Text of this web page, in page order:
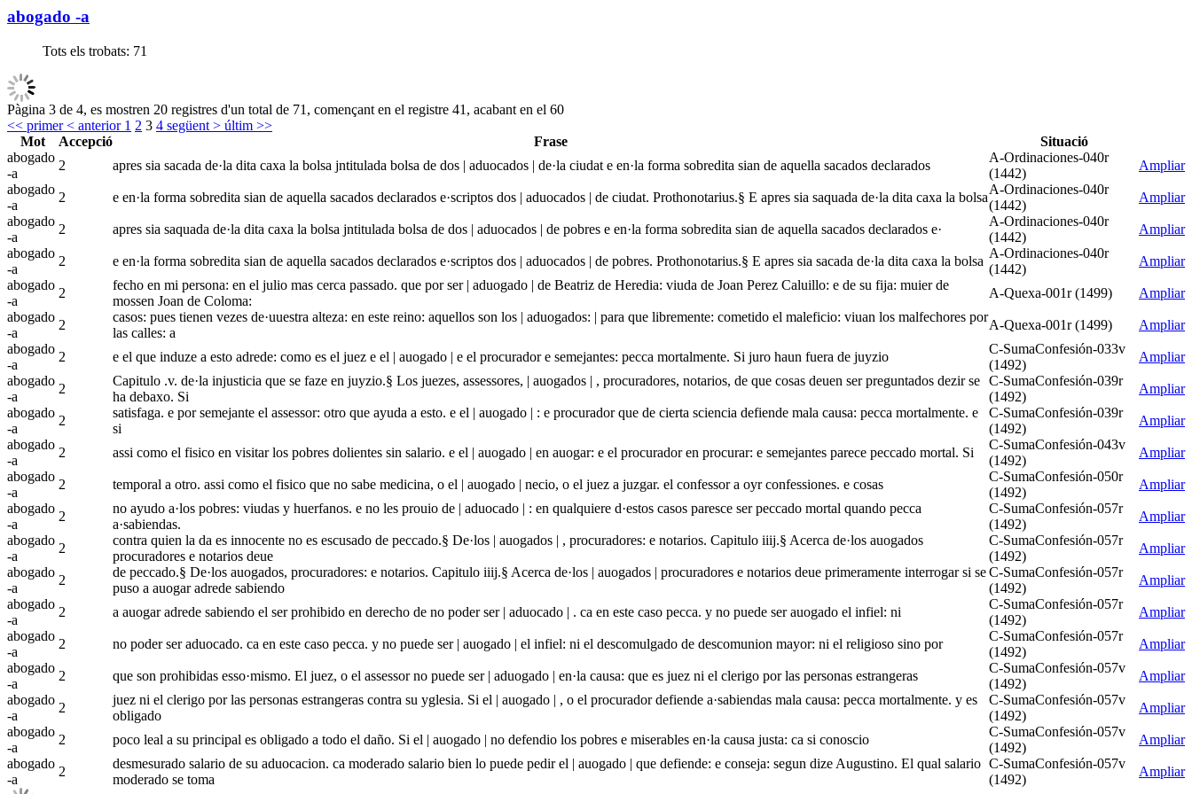
abogado -a
Tots els trobats: 71
Pàgina 3 de 4, es mostren 20 registres d'un total de 71, començant en el registre 41, acabant en el 60
<< primer< anterior 1 2 3 4 següent > últim >>
Mot
Accepció Frase
Situació
abogado
-a
2 apres sia sacada de·la dita caxa la bolsa jntitulada bolsa de dos | aduocados | de·la ciudat e en·la forma sobredita sian de aquella sacados declarados
A-Ordinaciones-040r
(1442)
Ampliar
abogado
-a
2 e en·la forma sobredita sian de aquella sacados declarados e·scriptos dos | aduocados | de ciudat. Prothonotarius.§ E apres sia saquada de·la dita caxa la bolsa
A-Ordinaciones-040r
(1442)
Ampliar
abogado
-a
2 apres sia saquada de·la dita caxa la bolsa jntitulada bolsa de dos | aduocados | de pobres e en·la forma sobredita sian de aquella sacados declarados e·
A-Ordinaciones-040r
(1442)
Ampliar
abogado
-a
2 e en·la forma sobredita sian de aquella sacados declarados e·scriptos dos | aduocados | de pobres. Prothonotarius.§ E apres sia sacada de·la dita caxa la bolsa
A-Ordinaciones-040r
(1442)
Ampliar
abogado
-a
2
fecho en mi persona: en el julio mas cerca passado. que por ser | aduogado | de Beatriz de Heredia: viuda de Joan Perez Caluillo: e de su fija: muier de
mossen Joan de Coloma:
A-Quexa-001r (1499)
Ampliar
abogado
-a
2
casos: pues tienen vezes de·uuestra alteza: en este reino: aquellos son los | aduogados: | para que libremente: cometido el maleficio: viuan los malfechores por
las calles: a
A-Quexa-001r (1499)
Ampliar
abogado
-a
2 e el que induze a esto adrede: como es el juez e el | auogado | e el procurador e semejantes: pecca mortalmente. Si juro haun fuera de juyzio
C-SumaConfesión-033v
(1492)
Ampliar
abogado
-a
2
Capitulo .v. de·la injusticia que se faze en juyzio.§ Los juezes, assessores, | auogados | , procuradores, notarios, de que cosas deuen ser preguntados dezir se
ha debaxo. Si
C-SumaConfesión-039r
(1492)
Ampliar
abogado
-a
2
satisfaga. e por semejante el assessor: otro que ayuda a esto. e el | auogado | : e procurador que de cierta sciencia defiende mala causa: pecca mortalmente. e
si
C-SumaConfesión-039r
(1492)
Ampliar
abogado
-a
2 assi como el fisico en visitar los pobres dolientes sin salario. e el | auogado | en auogar: e el procurador en procurar: e semejantes parece peccado mortal. Si
C-SumaConfesión-043v
(1492)
Ampliar
abogado
-a
2 temporal a otro. assi como el fisico que no sabe medicina, o el | auogado | necio, o el juez a juzgar. el confessor a oyr confessiones. e cosas
C-SumaConfesión-050r
(1492)
Ampliar
abogado
-a
2
no ayudo a·los pobres: viudas y huerfanos. e no les prouio de | aduocado | : en qualquiere d·estos casos paresce ser peccado mortal quando pecca
a·sabiendas.
C-SumaConfesión-057r
(1492)
Ampliar
abogado
-a
2
contra quien la da es innocente no es escusado de peccado.§ De·los | auogados | , procuradores: e notarios. Capitulo iiij.§ Acerca de·los auogados
procuradores e notarios deue
C-SumaConfesión-057r
(1492)
Ampliar
abogado
-a
2
de peccado.§ De·los auogados, procuradores: e notarios. Capitulo iiij.§ Acerca de·los | auogados | procuradores e notarios deue primeramente interrogar si se
puso a auogar adrede sabiendo
C-SumaConfesión-057r
(1492)
Ampliar
abogado
-a
2 a auogar adrede sabiendo el ser prohibido en derecho de no poder ser | aduocado | . ca en este caso pecca. y no puede ser auogado el infiel: ni
C-SumaConfesión-057r
(1492)
Ampliar
abogado
-a
2 no poder ser aduocado. ca en este caso pecca. y no puede ser | auogado | el infiel: ni el descomulgado de descomunion mayor: ni el religioso sino por
C-SumaConfesión-057r
(1492)
Ampliar
abogado
-a
2 que son prohibidas esso·mismo. El juez, o el assessor no puede ser | aduogado | en·la causa: que es juez ni el clerigo por las personas estrangeras
C-SumaConfesión-057v
(1492)
Ampliar
abogado
-a
2
juez ni el clerigo por las personas estrangeras contra su yglesia. Si el | auogado | , o el procurador defiende a·sabiendas mala causa: pecca mortalmente. y es
obligado
C-SumaConfesión-057v
(1492)
Ampliar
abogado
-a
2 poco leal a su principal es obligado a todo el daño. Si el | auogado | no defendio los pobres e miserables en·la causa justa: ca si conoscio
C-SumaConfesión-057v
(1492)
Ampliar
abogado
-a
2
desmesurado salario de su aduocacion. ca moderado salario bien lo puede pedir el | auogado | que defiende: e conseja: segun dize Augustino. El qual salario
moderado se toma
C-SumaConfesión-057v
(1492)
Ampliar